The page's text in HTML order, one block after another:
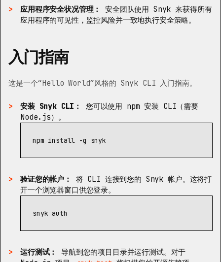
应用程序安全状况管理：
安全团队使用 Snyk 来获得所有
应用程序的可见性，监控风险并一致地执行安全策略。
入门指南
这是一个“Hello World”风格的 Snyk CLI 入门指南。
安装 Snyk CLI：
您可以使用 npm 安装 CLI（需要
Node.js）。
npm install -g
验证您的帐户：
将 CLI 连接到您的 Snyk 帐户。这将打
开一个浏览器窗口供您登录。
运行测试：
导航到您的项目目录并运行测试。对于